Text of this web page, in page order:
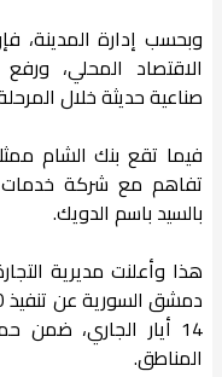
وبحسب إدارة المدينة،
الاقتصاد المحلي،
صناعية حديثة خلال
فيما تقع بنك الشام
بالسيد باسم الدويك.
هذا وأعلنت مديرية
14 أيار الجاري،
المناطق.